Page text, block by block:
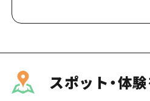
スポット・体